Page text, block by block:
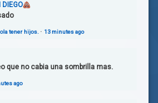
DIEGO
tener hijos. · 13 minutes ago
que no cabia una sombrilla mas.
ago